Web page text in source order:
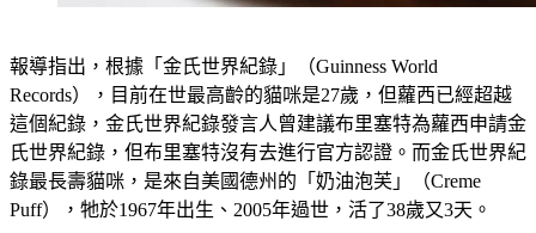
報導指出，根據「金氏世界紀錄」（Guinness World
Records），目前在世最高齡的貓咪是27歲，但蘿西已經超越
這個紀錄，金氏世界紀錄發言人曾建議布里塞特為蘿西申請金
氏世界紀錄，但布里塞特沒有去進行官方認證。而金氏世界紀
錄最長壽貓咪，是來自美國德州的「奶油泡芙」（Creme
Puff），牠於1967年出生、2005年過世，活了38歲又3天。